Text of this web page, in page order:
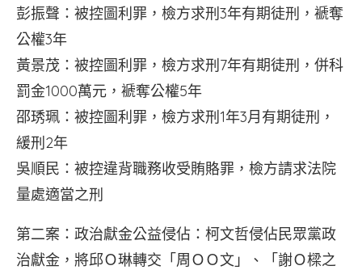
彭振聲：被控圖利罪，檢方求刑3年有期徒刑，褫奪
公權3年
黃景茂：被控圖利罪，檢方求刑7年有期徒刑，併科
罰金1000萬元，褫奪公權5年
邵琇珮：被控圖利罪，檢方求刑1年3月有期徒刑，
緩刑2年
吳順民：被控違背職務收受賄賂罪，檢方請求法院
量處適當之刑
第二案：政治獻金公益侵佔：柯文哲侵佔民眾黨政
治獻金，將邱Ｏ琳轉交「周ＯＯ文」、「謝Ｏ樑之